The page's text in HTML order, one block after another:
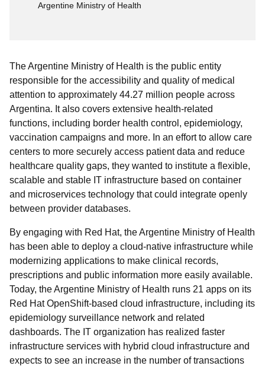
Argentine Ministry of Health
The Argentine Ministry of Health is the public entity
responsible for the accessibility and quality of medical
attention to approximately 44.27 million people across
Argentina. It also covers extensive health-related
functions, including border health control, epidemiology,
vaccination campaigns and more. In an effort to allow care
centers to more securely access patient data and reduce
healthcare quality gaps, they wanted to institute a flexible,
scalable and stable IT infrastructure based on container
and microservices technology that could integrate openly
between provider databases.
By engaging with Red Hat, the Argentine Ministry of Health
has been able to deploy a cloud-native infrastructure while
modernizing applications to make clinical records,
prescriptions and public information more easily available.
Today, the Argentine Ministry of Health runs 21 apps on its
Red Hat OpenShift-based cloud infrastructure, including its
epidemiology surveillance network and related
dashboards. The IT organization has realized faster
infrastructure services with hybrid cloud infrastructure and
expects to see an increase in the number of transactions